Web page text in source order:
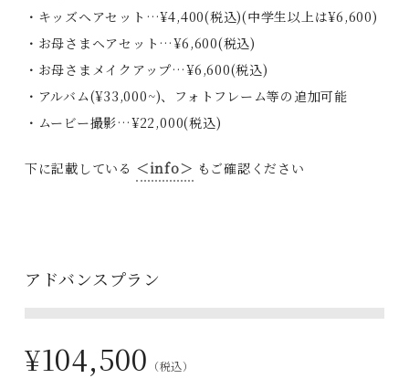
・キッズヘアセット…¥4,400(税込)(中学生以上は¥6,600)
・お母さまヘアセット…¥6,600(税込)
・お母さまメイクアップ…¥6,600(税込)
・アルバム(¥33,000~)、フォトフレーム等の追加可能
・ムービー撮影…¥22,000(税込)
下に記載している ＜info＞ もご確認ください
アドバンスプラン
¥104,500 （税込）